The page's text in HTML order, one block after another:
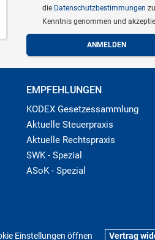
die Datenschutzbestimmungen
Kenntnis genommen und
EMPFEHLUNGEN
KODEX Gesetzessammlung
Aktuelle Steuerpraxis
Aktuelle Rechtspraxis
SWK - Spezial
ASoK - Spezial
Einstellungen öffnen Vertrag